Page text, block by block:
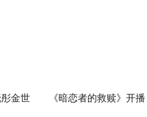
金世 《暗恋者的救赎》开